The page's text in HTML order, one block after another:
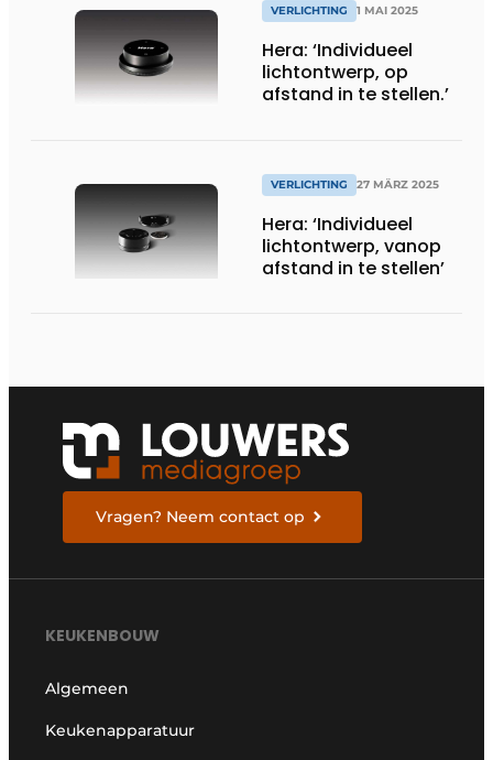
VERLICHTING 1 MAI 2025
Hera: ‘Individueel
lichtontwerp, op
afstand in te stellen.’
VERLICHTING 27 MÄRZ 2025
Hera: ‘Individueel
lichtontwerp, vanop
afstand in te stellen’
Vragen? Neem contact op
KEUKENBOUW
Algemeen
Keukenapparatuur